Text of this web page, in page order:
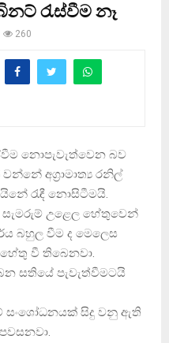
රැස්වීම නෑ
260
නොපැවැත්වෙන බව
අග‍්‍රාමාත්‍ය රනිල්
රැඳී නොසිටීමයි.
උළෙල හේතුවෙන්
බහුල වීම ද මෙලෙස
වී තිබෙනවා.
සතියේ පැවැත්වීමටයි
සංශෝධනයක් සිදු වනු ඇති